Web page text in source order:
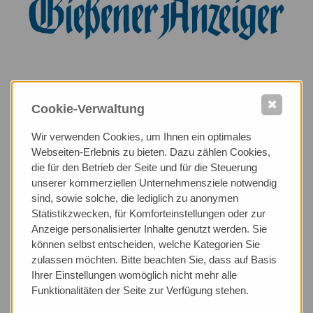
Über den Wert, sich erinnern zu
können
Montag, 8. September 2025
Zum Start der neuen Anzeiger-Jubiläumserie blickt der
Anwalt für Familenrecht Rudolf Haibach zurück und nach
vorn.
WEITERLESEN
Cookie-Verwaltung
Wir verwenden Cookies, um Ihnen ein optimales
Webseiten-Erlebnis zu bieten. Dazu zählen Cookies,
die für den Betrieb der Seite und für die Steuerung
unserer kommerziellen Unternehmensziele notwendig
sind, sowie solche, die lediglich zu anonymen
Statistikzwecken, für Komforteinstellungen oder zur
Anzeige personalisierter Inhalte genutzt werden. Sie
können selbst entscheiden, welche Kategorien Sie
zulassen möchten. Bitte beachten Sie, dass auf Basis
Ihrer Einstellungen womöglich nicht mehr alle
Funktionalitäten der Seite zur Verfügung stehen.
✖